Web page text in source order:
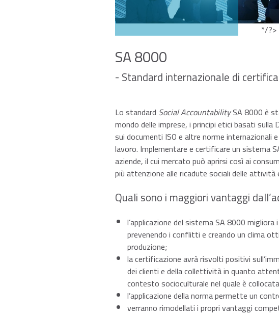
*/?>
SA 8000
- Standard internazionale di
Lo standard Social AccountabilitySA 8000 è
mondo delle imprese, i principi etici basati sulla
sui documenti ISO e altre norme internazionali
lavoro. Implementare e certificare un sistema
aziende, il cui mercato può aprirsi così ai
più attenzione alle ricadute sociali delle attività
Quali sono i maggiori vantaggi
l’applicazione del sistema SA 8000 migliora
prevenendo i conflitti e creando un clima
produzione;
la certificazione avrà risvolti positivi
dei clienti e della collettività in quanto
contesto socioculturale nel quale è
l’applicazione della norma permette un
verranno rimodellati i propri vantaggi